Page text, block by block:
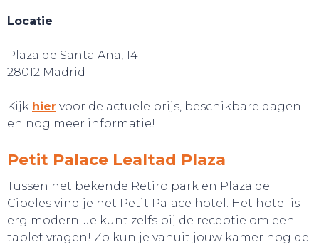
SLAAP LEKKER!
Locatie
Plaza de Santa Ana, 14
28012 Madrid
Kijk hier voor de actuele prijs, beschikbare dagen
en nog meer informatie!
Petit Palace Lealtad Plaza
Tussen het bekende Retiro park en Plaza de
Cibeles vind je het Petit Palace hotel. Het hotel is
erg modern. Je kunt zelfs bij de receptie om een
tablet vragen! Zo kun je vanuit jouw kamer nog de